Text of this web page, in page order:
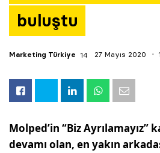
buluştu
Marketing Türkiye 27 Mayıs 2020
Molped’in “Biz Ayrılamayız”
devamı olan, en yakın